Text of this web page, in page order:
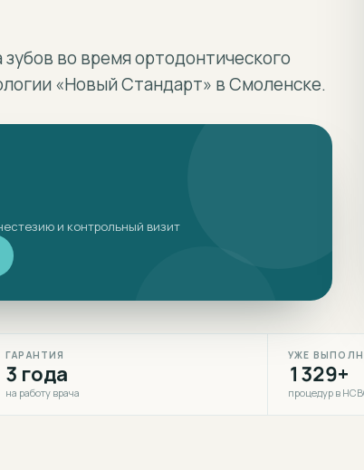
во время ортодонтического
«Новый Стандарт» в Смоленске.
и контрольный визит
ГАРАНТИЯ
3 года
на работу врача
УЖЕ
1329+
процедур в